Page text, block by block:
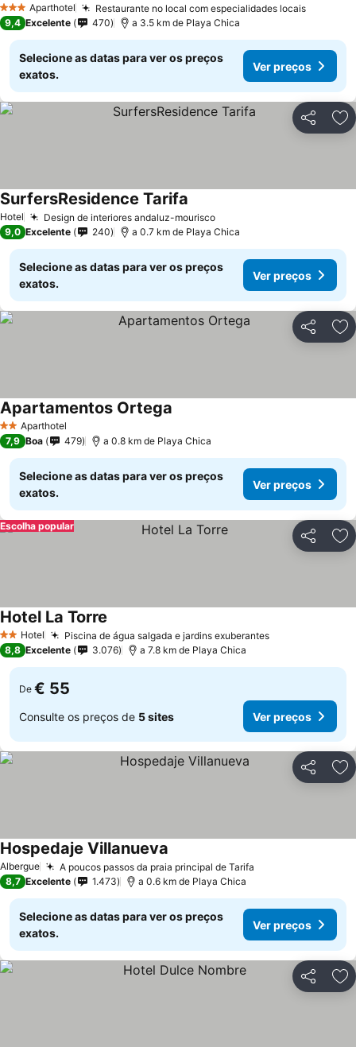
3 EstrelasAparthotel
Restaurante no local com especialidades locais
9,4 Excelente 470 a 3.5 km de Playa Chica
Selecione as datas para ver os preços
exatos.
Ver preços
Partilhar
Hotel Design de interiores andaluz-mourisco
SurfersResidence Tarifa
9,0 Excelente 240 a 0.7 km de Playa Chica
Selecione as datas para ver os preços
exatos.
Ver preços
Partilhar
2 EstrelasAparthotel
Apartamentos Ortega
7,9 Boa 479 a 0.8 km de Playa Chica
Selecione as datas para ver os preços
exatos.
Ver preços
Partilhar
Escolha popular
2 Estrelas
Hotel Piscina de água salgada e jardins exuberantes
Hotel La Torre
8,8 Excelente 3.076 a 7.8 km de Playa Chica
De € 55
Consulte os preços de 5 sites Ver preços
Partilhar
Albergue A poucos passos da praia principal de Tarifa
Hospedaje Villanueva
8,7 Excelente 1.473 a 0.6 km de Playa Chica
Selecione as datas para ver os preços
exatos.
Ver preços
Partilhar